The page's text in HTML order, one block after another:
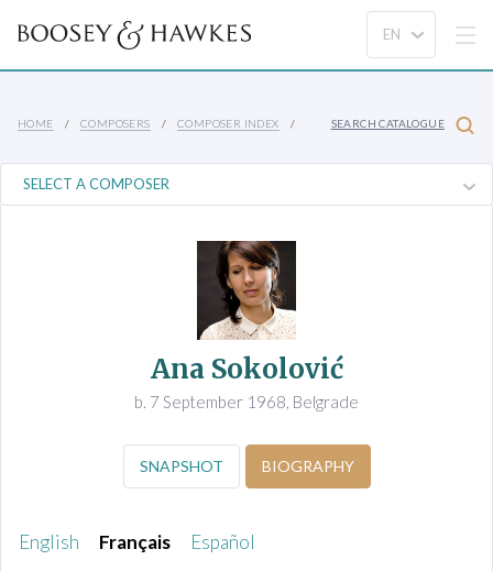
HOME COMPOSERS COMPOSER INDEX SEARCH CATALOGUE
Ana Sokolović
b. 7 September 1968, Belgrade
SNAPSHOT BIOGRAPHY
English Français Español